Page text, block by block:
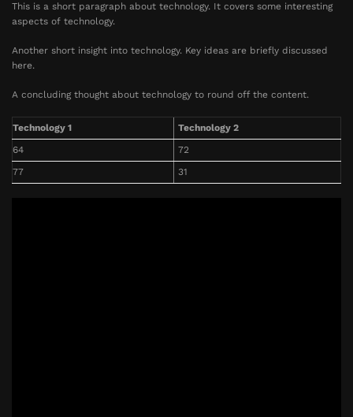
This is a short paragraph about technology. It covers some interesting
aspects of technology.
Another short insight into technology. Key ideas are briefly discussed
here.
A concluding thought about technology to round off the content.
Technology 1
Technology 2
64
72
77
31